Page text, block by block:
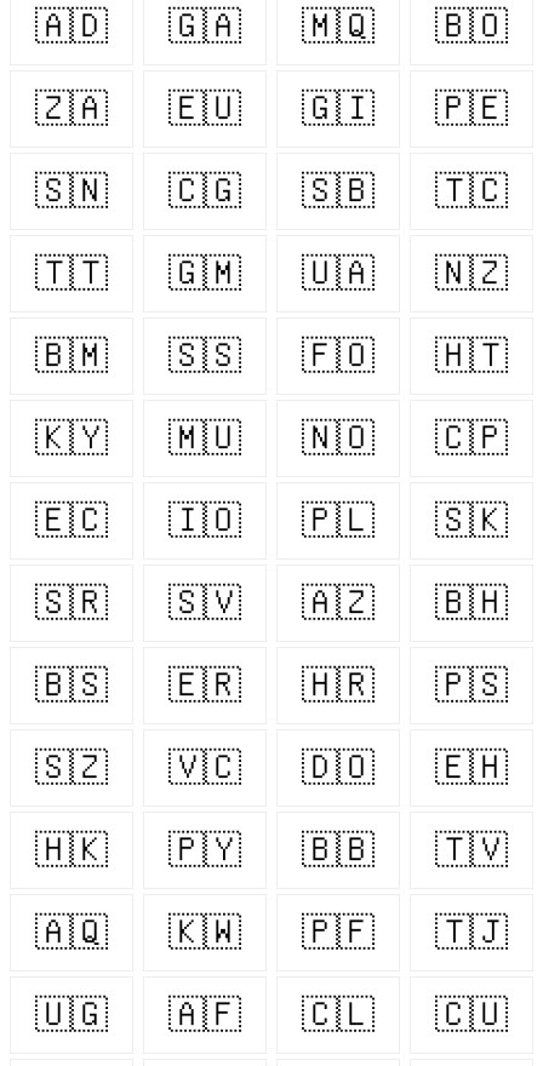
🇦🇩 🇬🇦 🇲🇶 🇧🇴
🇿🇦 🇪🇺 🇬🇮 🇵🇪
🇸🇳 🇨🇬 🇸🇧 🇹🇨
🇹🇹 🇬🇲 🇺🇦 🇳🇿
🇧🇲 🇸🇸 🇫🇴 🇭🇹
🇰🇾 🇲🇺 🇳🇴 🇨🇵
🇪🇨 🇮🇴 🇵🇱 🇸🇰
🇸🇷 🇸🇻 🇦🇿 🇧🇭
🇧🇸 🇪🇷 🇭🇷 🇵🇸
🇸🇿 🇻🇨 🇩🇴 🇪🇭
🇭🇰 🇵🇾 🇧🇧 🇹🇻
🇦🇶 🇰🇼 🇵🇫 🇹🇯
🇺🇬 🇦🇫 🇨🇱 🇨🇺